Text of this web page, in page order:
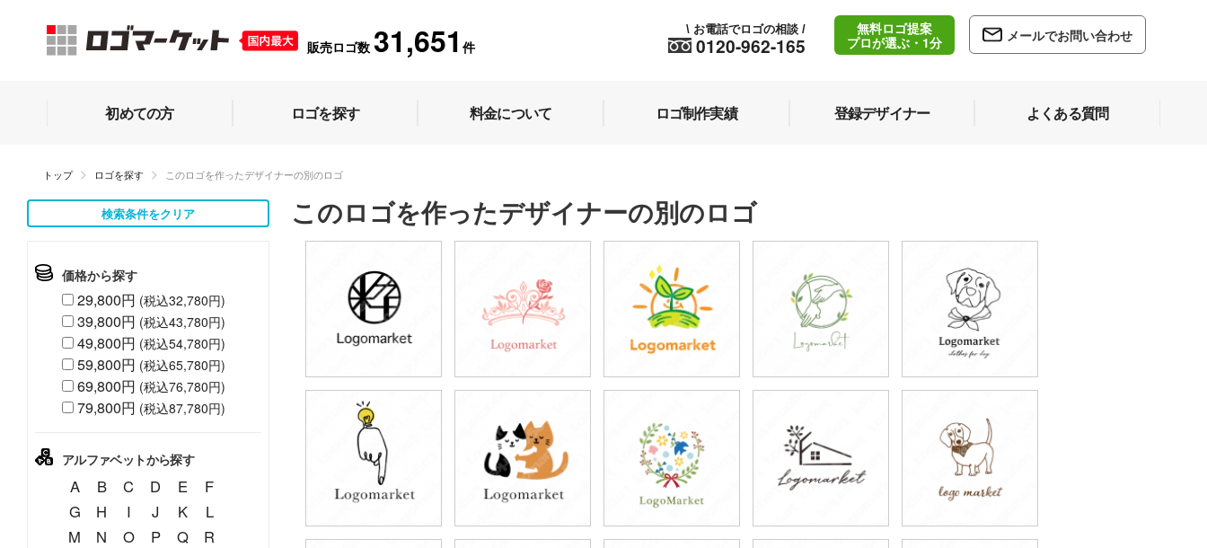
販売ロゴ数 31,651 件 0120-962-165
\ お電話でロゴの相談 /
無料ロゴ提案
プロが選ぶ・1分
メールでお問い合わせ
初めての方 ロゴを探す 料金について ロゴ制作実績 登録デザイナー よくある質問
トップ ロゴを探す このロゴを作ったデザイナーの別のロゴ
検索条件をクリア
価格から探す
29,800円 (税込32,780円)
39,800円 (税込43,780円)
49,800円 (税込54,780円)
59,800円 (税込65,780円)
69,800円 (税込76,780円)
79,800円 (税込87,780円)
アルファベットから探す
A B C D E
F
G
H I J K
L
M
N O P Q
R
このロゴを作ったデザイナーの別のロゴ
49,800円
(税込54,780円)
49,800円
(税込54,780円)
49,800円
(税込54,780円)
49,800円
(税込54,780円)
49,800円
(税込54,780円)